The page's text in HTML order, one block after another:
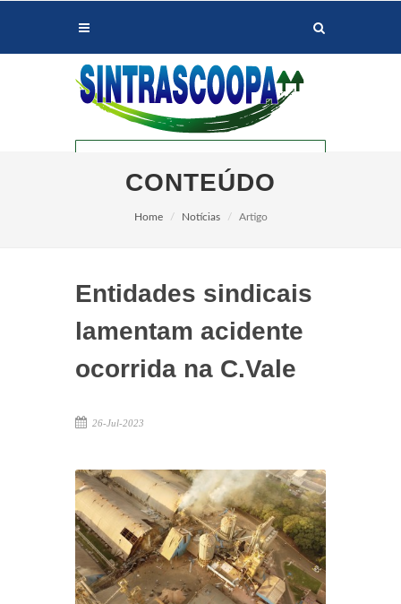
PALOTINA
ASSIS CHATEAUBRIAND
MARECHAL CÂNDIDO RONDON
CONTEÚDO
Home Notícias Artigo
Entidades sindicais
lamentam acidente
ocorrida na C.Vale
26-Jul-2023